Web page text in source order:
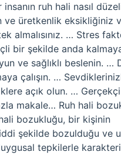
ruh hali nasıl
ve üretkenlik eksikliğiniz
almalısınız. … Stres
bir şekilde anda kalmaya
ve sağlıklı beslenin. …
çalışın. …
açık olun. …
makale… Ruh hali
bozukluğu, bir kişinin
şekilde bozulduğu ve
tepkilerle